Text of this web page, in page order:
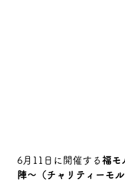
6月11日に開催する 福モ
陣〜（チャリティーモル